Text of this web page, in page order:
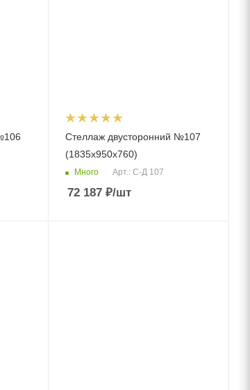
Стеллаж двусторонний №107
(1835х950х760)
Много Арт.: С-Д 107
72 187 ₽/шт